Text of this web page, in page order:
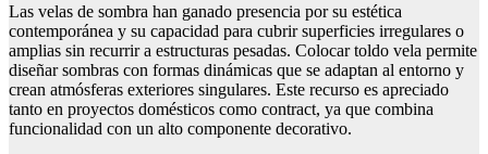
Las velas de sombra han ganado presencia por su estética
contemporánea y su capacidad para cubrir superficies irregulares o
amplias sin recurrir a estructuras pesadas. Colocar toldo vela permite
diseñar sombras con formas dinámicas que se adaptan al entorno y
crean atmósferas exteriores singulares. Este recurso es apreciado
tanto en proyectos domésticos como contract, ya que combina
funcionalidad con un alto componente decorativo.